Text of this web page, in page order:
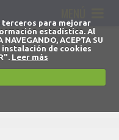
terceros para mejorar
estadística. Al
ACEPTA SU
instalación de cookies
Leer más